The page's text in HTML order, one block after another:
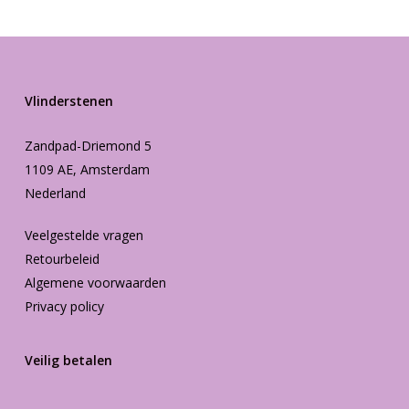
Vlinderstenen
Zandpad-Driemond 5
1109 AE, Amsterdam
Nederland
Veelgestelde vragen
Retourbeleid
Algemene voorwaarden
Privacy policy
Veilig betalen